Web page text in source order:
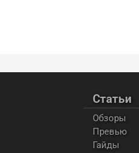
Статьи
Обзоры
Превью
Гайды